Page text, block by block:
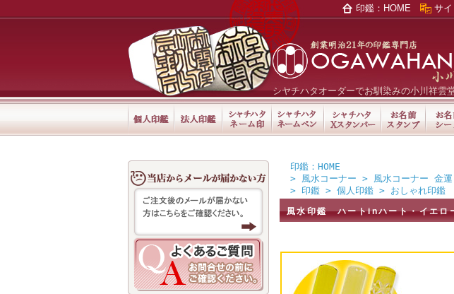
シヤチハタオーダーでお馴染みの小川祥雲
印鑑：HOME サ
印鑑：HOME
> 風水コーナー > 風水コーナー 金運
> 印鑑 > 個人印鑑 > おしゃれ印鑑
風水印鑑 ハートinハート・イエ